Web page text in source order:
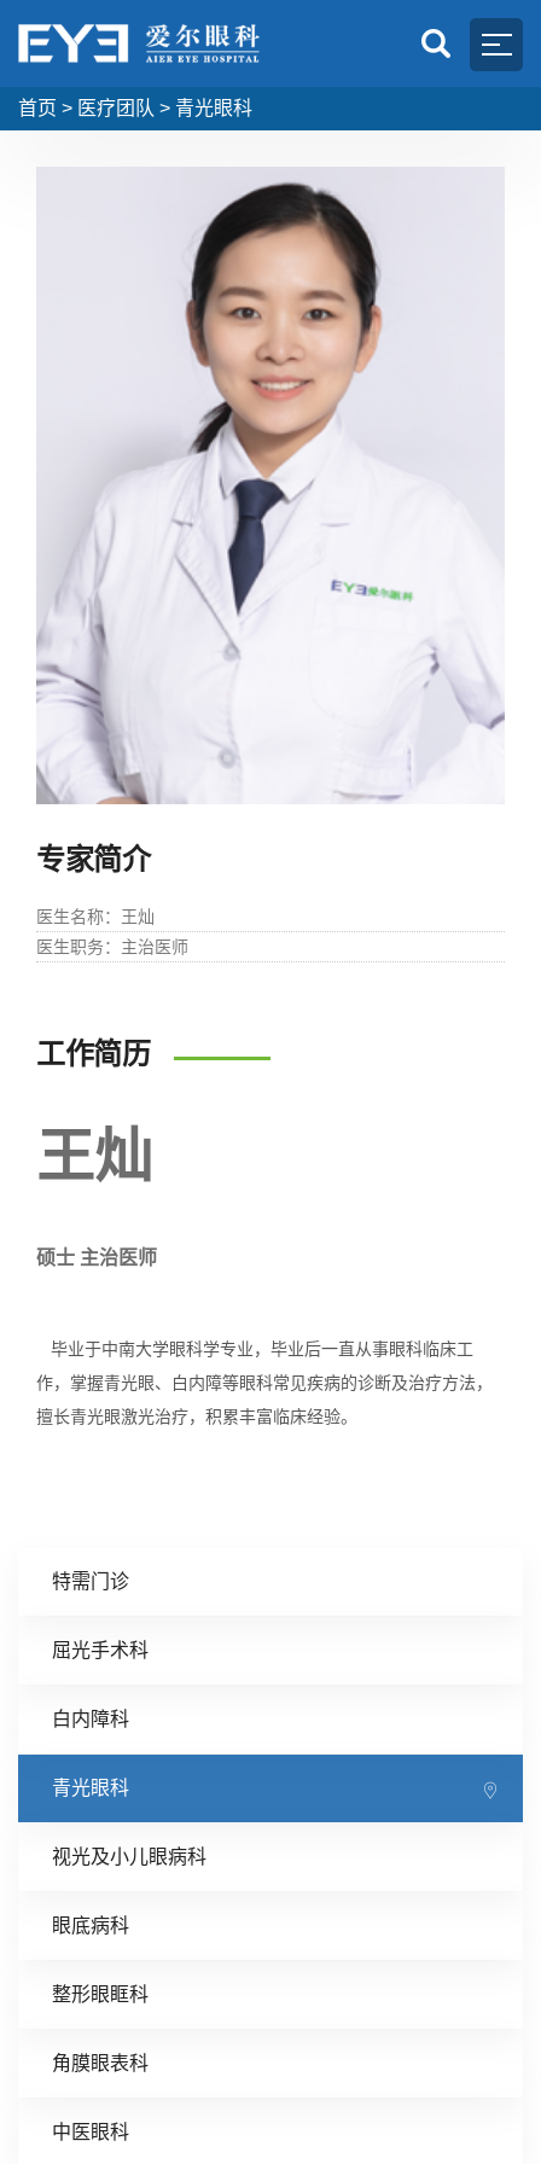
首页 > 医疗团队 > 青光眼科
特需门诊
屈光手术科
白内障科
青光眼科
视光及小儿眼病科
眼底病科
整形眼眶科
角膜眼表科
中医眼科
专家简介
医生名称：王灿
医生职务：主治医师
工作简历
王灿
硕士 主治医师
毕业于中南大学眼科学专业，毕业后一直从事眼科临床工
作，掌握青光眼、白内障等眼科常见疾病的诊断及治疗方法，
擅长青光眼激光治疗，积累丰富临床经验。